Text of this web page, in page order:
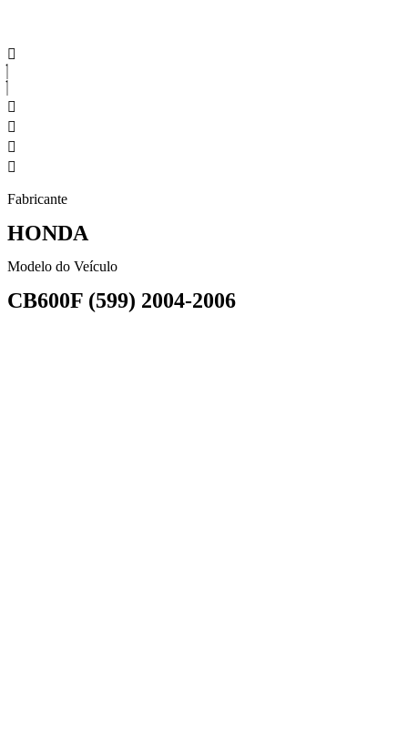
Fabricante
HONDA
Modelo do Veículo
CB600F (599) 2004-2006